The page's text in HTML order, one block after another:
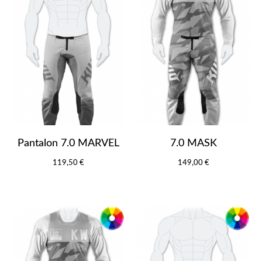
Pantalon 7.0 MARVEL
119,50 €
7.0 MASK
149,00 €